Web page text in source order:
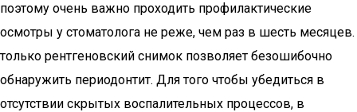
поэтому очень важно проходить профилактические
осмотры у стоматолога не реже, чем раз в шесть месяцев.
только рентгеновский снимок позволяет безошибочно
обнаружить периодонтит. Для того чтобы убедиться в
отсутствии скрытых воспалительных процессов, в